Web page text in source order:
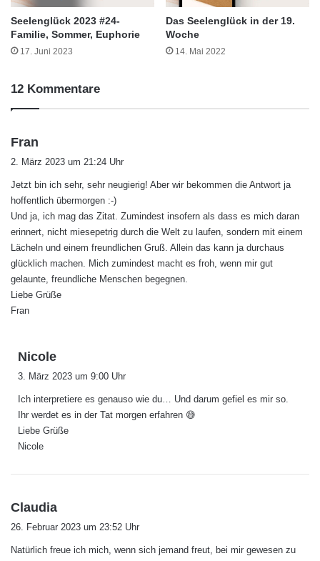
Seelenglück 2023 #24-
Familie, Sommer, Euphorie
17. Juni 2023
Das Seelenglück in der 19.
Woche
14. Mai 2022
12 Kommentare
Fran
t
:
2. März 2023 um 21:24 Uhr
Jetzt bin ich sehr, sehr neugierig! Aber wir bekommen die Antwort ja
hoffentlich übermorgen :-)
Und ja, ich mag das Zitat. Zumindest insofern als dass es mich daran
erinnert, nicht miesepetrig durch die Welt zu laufen, sondern mit einem
Lächeln und einem freundlichen Gruß. Allein das kann ja durchaus
glücklich machen. Mich zumindest macht es froh, wenn mir gut
gelaunte, freundliche Menschen begegnen.
Liebe Grüße
Fran
Nicole
a
t
:
3. März 2023 um 9:00 Uhr
Ich interpretiere es genauso wie du… Und darum gefiel es mir so.
Ihr werdet es in der Tat morgen erfahren 😅
Liebe Grüße
Nicole
Claudia
a
t
26. Februar 2023 um 23:52 Uhr
Natürlich freue ich mich, wenn sich jemand freut, bei mir gewesen zu